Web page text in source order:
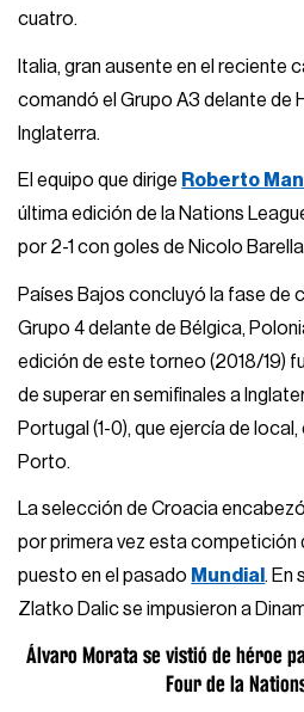
cuatro.
Italia, gran ausente en el reciente
comandó el Grupo A3 delante de
Inglaterra.
El equipo que dirige Roberto
última edición de la Nations
por 2-1 con goles de Nicolo
Países Bajos concluyó la fase de
Grupo 4 delante de Bélgica,
edición de este torneo (2018/19)
de superar en semifinales a
Portugal (1-0), que ejercía de
Porto.
La selección de Croacia
por primera vez esta competición
puesto en el pasado Mundial . En
Zlatko Dalic se impusieron a
Álvaro Morata se vistió de héroe
Four de la